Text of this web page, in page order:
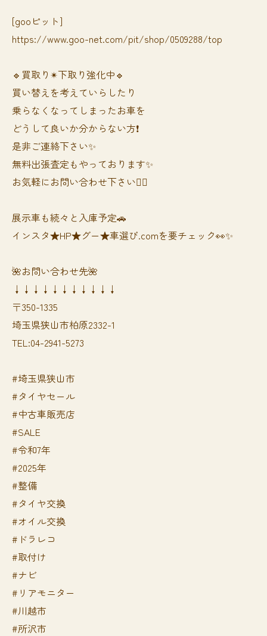
[gooピット]
https://www.goo-net.com/pit/shop/0509288/top
🔹買取り✴︎下取り強化中🔹
買い替えを考えていらしたり
乗らなくなってしまったお車を
どうして良いか分からない方❗️
是非ご連絡下さい✨
無料出張査定もやっております✨
お気軽にお問い合わせ下さい🙆‍♀️
展示車も続々と入庫予定🚗
インスタ★HP★グー★車選び.comを要チェック👀✨
🌺お問い合わせ先🌺
↓↓↓↓↓↓↓↓↓↓↓
〒350-1335
埼玉県狭山市柏原2332-1
TEL:04-2941-5273
#埼玉県狭山市
#タイヤセール
#中古車販売店
#SALE
#令和7年
#2025年
#整備
#タイヤ交換
#オイル交換
#ドラレコ
#取付け
#ナビ
#リアモニター
#川越市
#所沢市